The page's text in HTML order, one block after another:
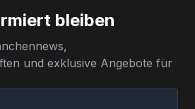
bleiben
und exklusive Angebote für